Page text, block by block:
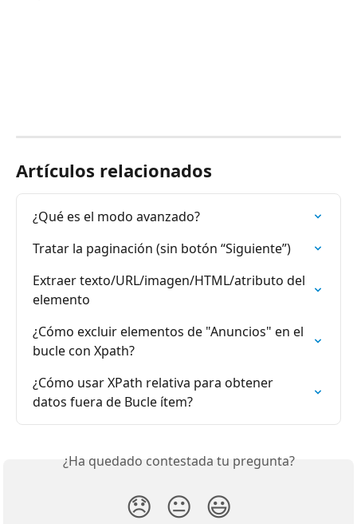
Artículos relacionados
¿Qué es el modo avanzado?
Tratar la paginación (sin botón “Siguiente”)
Extraer texto/URL/imagen/HTML/atributo del
elemento
¿Cómo excluir elementos de "Anuncios" en el
bucle con Xpath?
¿Cómo usar XPath relativa para obtener
datos fuera de Bucle ítem?
¿Ha quedado contestada tu pregunta?
😞 😐 😃